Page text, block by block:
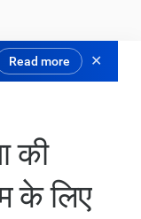
Read more ✕
की
के लिए